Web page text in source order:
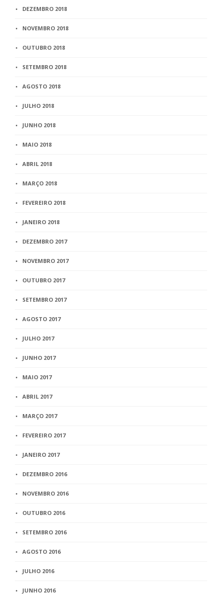
DEZEMBRO 2018
NOVEMBRO 2018
OUTUBRO 2018
SETEMBRO 2018
AGOSTO 2018
JULHO 2018
JUNHO 2018
MAIO 2018
ABRIL 2018
MARÇO 2018
FEVEREIRO 2018
JANEIRO 2018
DEZEMBRO 2017
NOVEMBRO 2017
OUTUBRO 2017
SETEMBRO 2017
AGOSTO 2017
JULHO 2017
JUNHO 2017
MAIO 2017
ABRIL 2017
MARÇO 2017
FEVEREIRO 2017
JANEIRO 2017
DEZEMBRO 2016
NOVEMBRO 2016
OUTUBRO 2016
SETEMBRO 2016
AGOSTO 2016
JULHO 2016
JUNHO 2016